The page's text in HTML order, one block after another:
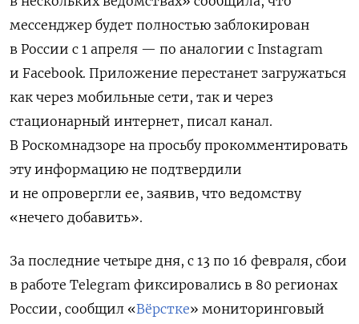
мессенджер будет полностью заблокирован
в России с 1 апреля — по аналогии с Instagram
и Facebook. Приложение перестанет загружаться
как через мобильные сети, так и через
стационарный интернет, писал канал.
В Роскомнадзоре на просьбу прокомментировать
эту информацию не подтвердили
и не опровергли ее, заявив, что ведомству
«нечего добавить».
За последние четыре дня, с 13 по 16 февраля, сбои
в работе Telegram фиксировались в 80 регионах
России, сообщил «Вёрстке» мониторинговый